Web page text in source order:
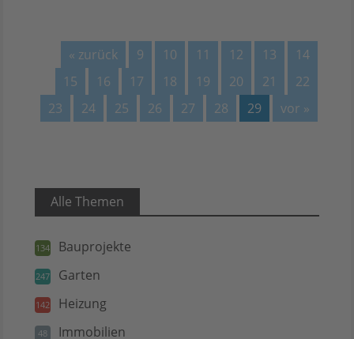
« zurück 9 10 11 12 13
14
15
16 17 18 19 20 21
22
23
24 25 26 27 28 29 vor »
Alle Themen
134 Bauprojekte
247 Garten
142 Heizung
48 Immobilien